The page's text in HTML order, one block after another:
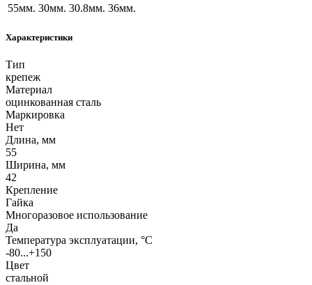
55мм. 30мм. 30.8мм. 36мм.
Характеристики
Тип
крепеж
Материал
оцинкованная сталь
Маркировка
Нет
Длина, мм
55
Ширина, мм
42
Крепление
Гайка
Многоразовое использование
Да
Температура эксплуатации, °C
-80...+150
Цвет
стальной